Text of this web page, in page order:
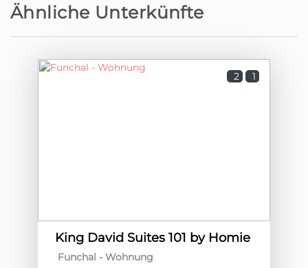
Ähnliche Unterkünfte
2 1
King David Suites 101 by Homie
Funchal - Wohnung